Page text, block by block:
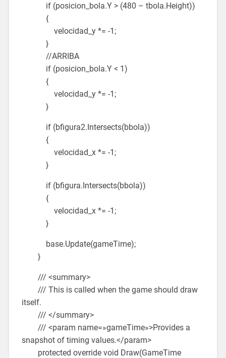
if (posicion_bola.Y > (480 – tbola.Height))
{
velocidad_y *= -1;
}
//ARRIBA
if (posicion_bola.Y < 1)
{
velocidad_y *= -1;
}
if (bfigura2.Intersects(bbola))
{
velocidad_x *= -1;
}
if (bfigura.Intersects(bbola))
{
velocidad_x *= -1;
}
base.Update(gameTime);
}
/// <summary>
/// This is called when the game should draw
itself.
/// </summary>
/// <param name=»gameTime»>Provides a
snapshot of timing values.</param>
protected override void Draw(GameTime